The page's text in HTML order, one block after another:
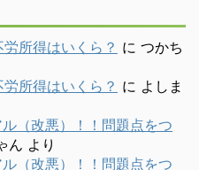
所得はいくら？ に つかち
所得はいくら？ に よしま
（改悪）！！問題点をつ
ん より
（改悪）！！問題点をつ